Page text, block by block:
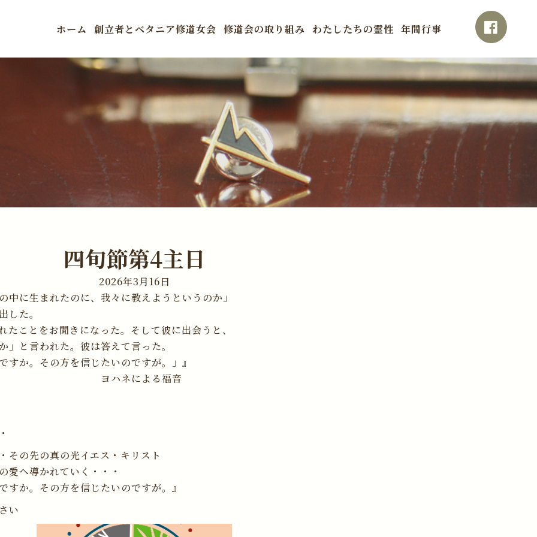
ホーム 創立者とベタニア修道女会 修道会の取り組み わたしたちの霊性 年間行事
四旬節第4主日
2026年3月16日
中に生まれたのに、我々に教えようというのか」
した。
たことをお聞きになった。そして彼に出会うと、
」と言われた。彼は答えて言った。
すか。その方を信じたいのですが。」』
よる福音
その先の真の光イエス・キリスト
へ導かれていく・・・
すか。その方を信じたいのですが。』
い